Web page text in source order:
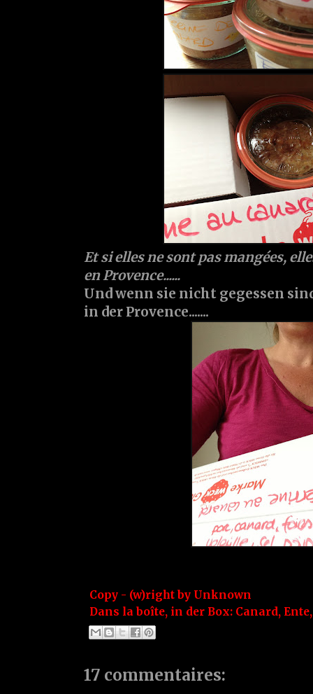
Et si elles ne sont pas mangées,
en Provence......
Und wenn sie nicht gegessen
in der Provence.......
Copy - (w)right by Unknown
Dans la boîte, in der Box: Canard, Ente
17 commentaires: